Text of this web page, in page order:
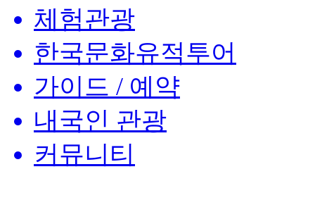
체험관광
한국문화유적투어
가이드 / 예약
내국인 관광
커뮤니티